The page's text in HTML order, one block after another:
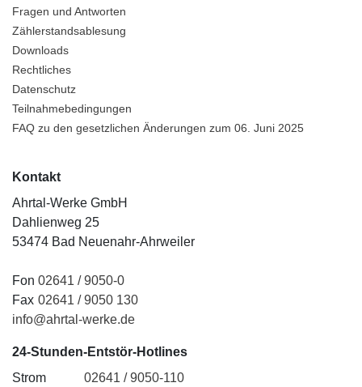
Fragen und Antworten
Zählerstandsablesung
Downloads
Rechtliches
Datenschutz
Teilnahmebedingungen
FAQ zu den gesetzlichen Änderungen zum 06. Juni 2025
Kontakt
Ahrtal-Werke GmbH
Dahlienweg 25
53474 Bad Neuenahr-Ahrweiler
Fon 02641 / 9050-0
Fax 02641 / 9050 130
info@ahrtal-werke.de
24-Stunden-Entstör-Hotlines
Strom
02641 / 9050-110